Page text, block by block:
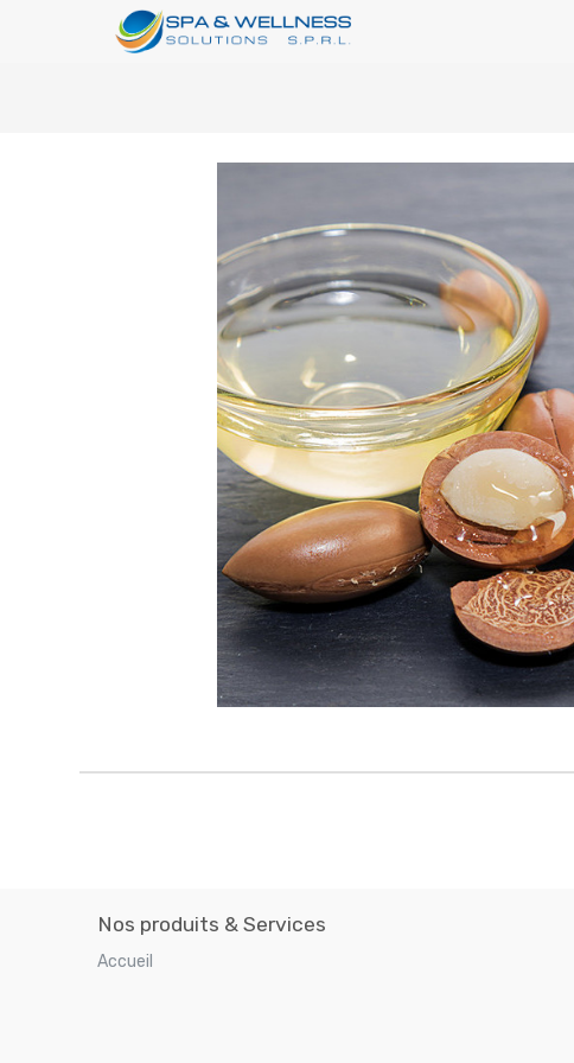
Nos produits & Services
Accueil